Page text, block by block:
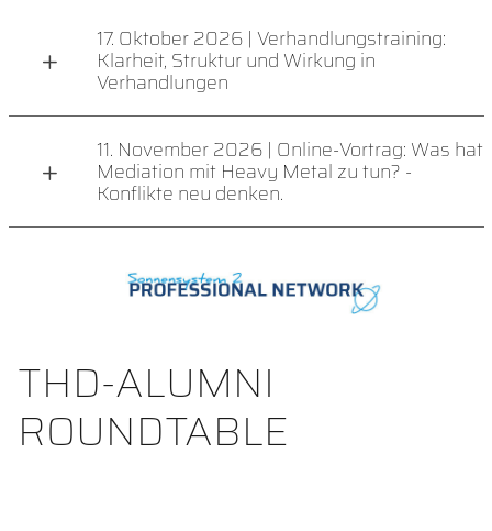
17. Oktober 2026 | Verhandlungstraining:
Klarheit, Struktur und Wirkung in
Verhandlungen
11. November 2026 | Online-Vortrag: Was hat
Mediation mit Heavy Metal zu tun? -
Konflikte neu denken.
THD-ALUMNI
ROUNDTABLE